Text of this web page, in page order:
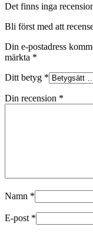
Det finns inga
Bli först med att
Din e-postadress
märkta *
Ditt betyg *
Din recension *
Namn *
E-post *